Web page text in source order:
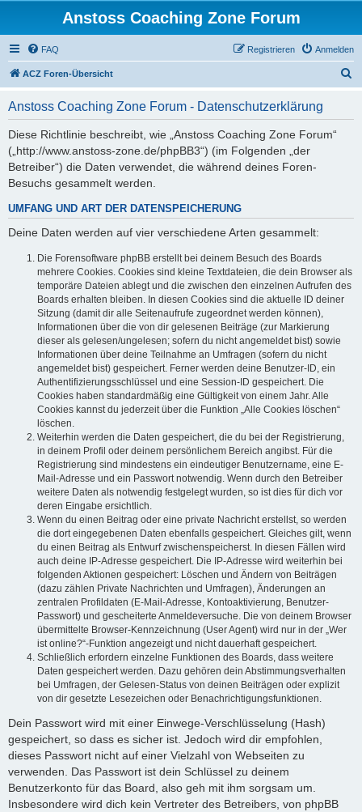
Anstoss Coaching Zone Forum
FAQ Anmelden
Registrieren
ACZ Foren-Übersicht
Anstoss Coaching Zone Forum - Datenschutzerklärung
Diese Richtlinie beschreibt, wie „Anstoss Coaching Zone Forum“
(„http://www.anstoss-zone.de/phpBB3“) (im Folgenden „der
Betreiber“) die Daten verwendet, die während deines Foren-
Besuchs gesammelt werden.
UMFANG UND ART DER DATENSPEICHERUNG
Deine Daten werden auf vier verschiedene Arten gesammelt:
Die Forensoftware phpBB erstellt bei deinem Besuch des Boards
mehrere Cookies. Cookies sind kleine Textdateien, die dein Browser als
temporäre Dateien ablegt und die zwischen den einzelnen Aufrufen des
Boards erhalten bleiben. In diesen Cookies sind die aktuelle ID deiner
Sitzung (damit dir alle Seitenaufrufe zugeordnet werden können),
Informationen über die von dir gelesenen Beiträge (zur Markierung
dieser als gelesen/ungelesen; sofern du nicht angemeldet bist) sowie
Informationen über deine Teilnahme an Umfragen (sofern du nicht
angemeldet bist) gespeichert. Ferner werden deine Benutzer-ID, ein
Authentifizierungsschlüssel und eine Session-ID gespeichert. Die
Cookies haben standardmäßig eine Gültigkeit von einem Jahr. Alle
Cookies kannst du jederzeit über die Funktion „Alle Cookies löschen“
löschen.
Weiterhin werden die Daten gespeichert, die du bei der Registrierung,
in deinem Profil oder deinem persönlichem Bereich angibst. Für die
Registrierung sind mindestens ein eindeutiger Benutzername, eine E-
Mail-Adresse und ein Passwort notwendig. Wenn durch den Betreiber
weitere Daten als notwendig festgelegt wurden, so ist dies für dich vor
deren Eingabe ersichtlich.
Wenn du einen Beitrag oder eine private Nachricht erstellst, so werden
die dort eingegebenen Daten ebenfalls gespeichert. Gleiches gilt, wenn
du einen Beitrag als Entwurf zwischenspeicherst. In diesen Fällen wird
auch deine IP-Adresse gespeichert. Die IP-Adresse wird weiterhin bei
folgenden Aktionen gespeichert: Löschen und Ändern von Beiträgen
(dazu zählen Private Nachrichten und Umfragen), Änderungen an
zentralen Profildaten (E-Mail-Adresse, Kontoaktivierung, Benutzer-
Passwort) und gescheiterte Anmeldeversuche. Die von deinem Browser
übermittelte Browser-Kennzeichnung (User Agent) wird nur in der „Wer
ist online?“-Funktion angezeigt und nicht dauerhaft gespeichert.
Schließlich erfordern einzelne Funktionen des Boards, dass weitere
Daten gespeichert werden. Dazu gehören dein Abstimmungsverhalten
bei Umfragen, der Gelesen-Status von deinen Beiträgen oder explizit
von dir gesetzte Lesezeichen oder Benachrichtigungsfunktionen.
Dein Passwort wird mit einer Einwege-Verschlüsselung (Hash)
gespeichert, so dass es sicher ist. Jedoch wird dir empfohlen,
dieses Passwort nicht auf einer Vielzahl von Webseiten zu
verwenden. Das Passwort ist dein Schlüssel zu deinem
Benutzerkonto für das Board, also geh mit ihm sorgsam um.
Insbesondere wird dich kein Vertreter des Betreibers, von phpBB